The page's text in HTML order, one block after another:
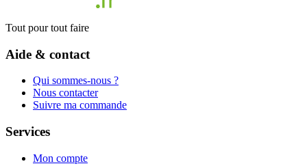
Tout pour tout faire
Aide & contact
Qui sommes-nous ?
Nous contacter
Suivre ma commande
Services
Mon compte